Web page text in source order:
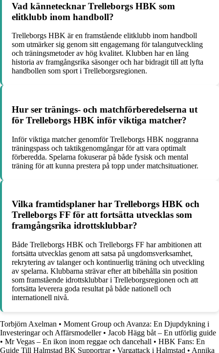
Vad kännetecknar Trelleborgs HBK som
elitklubb inom handboll?
Trelleborgs HBK är en framstående elitklubb inom handboll
som utmärker sig genom sitt engagemang för talangutveckling
och träningsmetoder av hög kvalitet. Klubben har en lång
historia av framgångsrika säsonger och har bidragit till att lyfta
handbollen som sport i Trelleborgsregionen.
Hur ser tränings- och matchförberedelserna ut
för Trelleborgs HBK inför viktiga matcher?
Inför viktiga matcher genomför Trelleborgs HBK noggranna
träningspass och taktikgenomgångar för att vara optimalt
förberedda. Spelarna fokuserar på både fysisk och mental
träning för att kunna prestera på topp under matchsituationer.
Vilka framtidsplaner har Trelleborgs HBK och
Trelleborgs FF för att fortsätta utvecklas som
framgångsrika idrottsklubbar?
Både Trelleborgs HBK och Trelleborgs FF har ambitionen att
fortsätta utvecklas genom att satsa på ungdomsverksamhet,
rekrytering av talanger och kontinuerlig träning och utveckling
av spelarna. Klubbarna strävar efter att bibehålla sin position
som framstående idrottsklubbar i Trelleborgsregionen och att
fortsätta leverera goda resultat på både nationell och
internationell nivå.
Torbjörn Axelman • Moment Group och Avanza: En Djupdykning i
Investeringar och Affärsmodeller• Jacob Hägg båt – En utförlig guide
• Mr Vegas – En ikon inom reggae och dancehall • HBK Fans: En
Guide Till Halmstad BK Supportrar• Vargattack i Halmstad • Annika